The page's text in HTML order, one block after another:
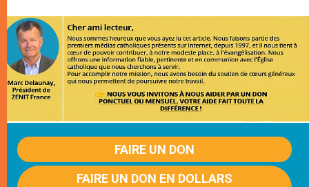
FAIRE UN DON
FAIRE UN DON EN DOLLARS